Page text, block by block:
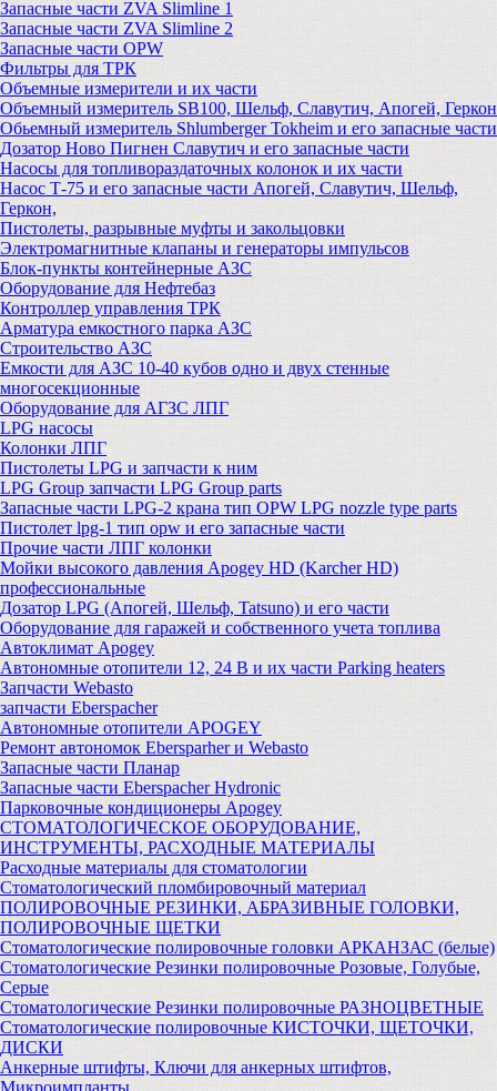
Запасные части ZVA Slimline 1
Запасные части ZVA Slimline 2
Запасные части OPW
Фильтры для ТРК
Объемные измерители и их части
Объемный измеритель SB100, Шельф, Славутич, Апогей, Геркон
Обьемный измеритель Shlumberger Tokheim и его запасные части
Дозатор Ново Пигнен Славутич и его запасные части
Насосы для топливораздаточных колонок и их части
Насос Т-75 и его запасные части Апогей, Славутич, Шельф,
Геркон,
Пистолеты, разрывные муфты и закольцовки
Электромагнитные клапаны и генераторы импульсов
Блок-пункты контейнерные АЗС
Оборудование для Нефтебаз
Контроллер управления ТРК
Арматура емкостного парка АЗС
Строительство АЗС
Емкости для АЗС 10-40 кубов одно и двух стенные
многосекционные
Оборудование для АГЗС ЛПГ
LPG насосы
Колонки ЛПГ
Пистолеты LPG и запчасти к ним
LPG Group запчасти LPG Group parts
Запасные части LPG-2 крана тип OPW LPG nozzle type parts
Пистолет lpg-1 тип opw и его запасные части
Прочие части ЛПГ колонки
Мойки высокого давления Apogey HD (Karcher HD)
профессиональные
Дозатор LPG (Апогей, Шельф, Tatsuno) и его части
Оборудование для гаражей и собственного учета топлива
Автоклимат Apogey
Автономные отопители 12, 24 В и их части Parking heaters
Запчасти Webasto
запчасти Eberspacher
Автономные отопители APOGEY
Ремонт автономок Ebersparher и Webasto
Запасные части Планар
Запасные части Eberspacher Hydronic
Парковочные кондиционеры Apogey
СТОМАТОЛОГИЧЕСКОЕ ОБОРУДОВАНИЕ,
ИНСТРУМЕНТЫ, РАСХОДНЫЕ МАТЕРИАЛЫ
Расходные материалы для стоматологии
Стоматологический пломбировочный материал
ПОЛИРОВОЧНЫЕ РЕЗИНКИ, АБРАЗИВНЫЕ ГОЛОВКИ,
ПОЛИРОВОЧНЫЕ ЩЕТКИ
Стоматологические полировочные головки АРКАНЗАС (белые)
Стоматологические Резинки полировочные Розовые, Голубые,
Серые
Стоматологические Резинки полировочные РАЗНОЦВЕТНЫЕ
Стоматологические полировочные КИСТОЧКИ, ЩЕТОЧКИ,
ДИСКИ
Анкерные штифты, Ключи для анкерных штифтов,